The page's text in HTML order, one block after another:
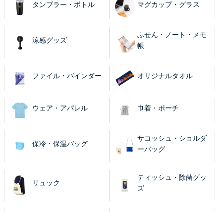
タンブラー・ボトル マグカップ・グラス
涼感グッズ
ふせん・ノート・メモ
帳
ファイル・バインダー オリジナルタオル
ウェア・アパレル 巾着・ポーチ
保冷・保温バッグ
サコッシュ・ショルダ
ーバッグ
リュック
ティッシュ・除菌グッ
ズ